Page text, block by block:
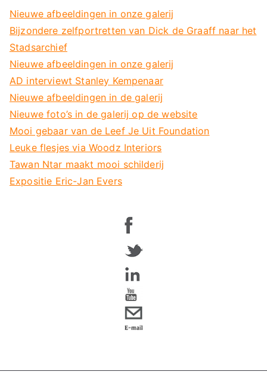
Nieuwe afbeeldingen in onze galerij
Bijzondere zelfportretten van Dick de Graaff naar het
Stadsarchief
Nieuwe afbeeldingen in onze galerij
AD interviewt Stanley Kempenaar
Nieuwe afbeeldingen in de galerij
Nieuwe foto’s in de galerij op de website
Mooi gebaar van de Leef Je Uit Foundation
Leuke flesjes via Woodz Interiors
Tawan Ntar maakt mooi schilderij
Expositie Eric-Jan Evers